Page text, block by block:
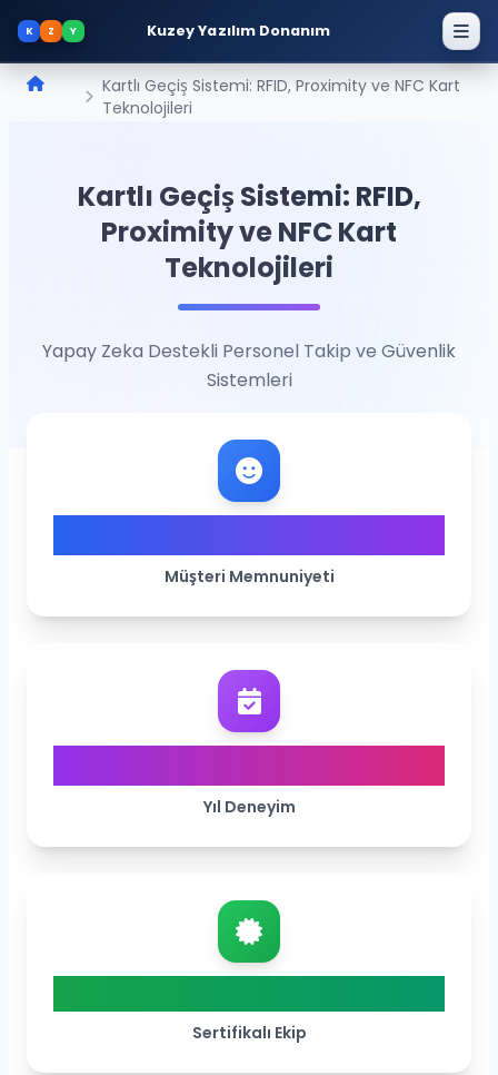
K Z Y Kuzey Yazılım Donanım
Kartlı Geçiş Sistemi: RFID, Proximity ve NFC Kart
Teknolojileri
Kartlı Geçiş Sistemi: RFID,
Proximity ve NFC Kart
Teknolojileri
Yapay Zeka Destekli Personel Takip ve Güvenlik
Sistemleri
Müşteri Memnuniyeti
Yıl Deneyim
Sertifikalı Ekip